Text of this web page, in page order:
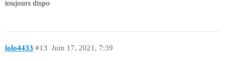
toujours dispo
lolo4433 Juin 17, 2021, 7:39
#13